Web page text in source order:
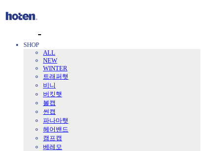
SHOP
ALL
NEW
WINTER
트래퍼햇
비니
버킷햇
볼캡
썬캡
파나마햇
헤어밴드
캠프캡
베레모